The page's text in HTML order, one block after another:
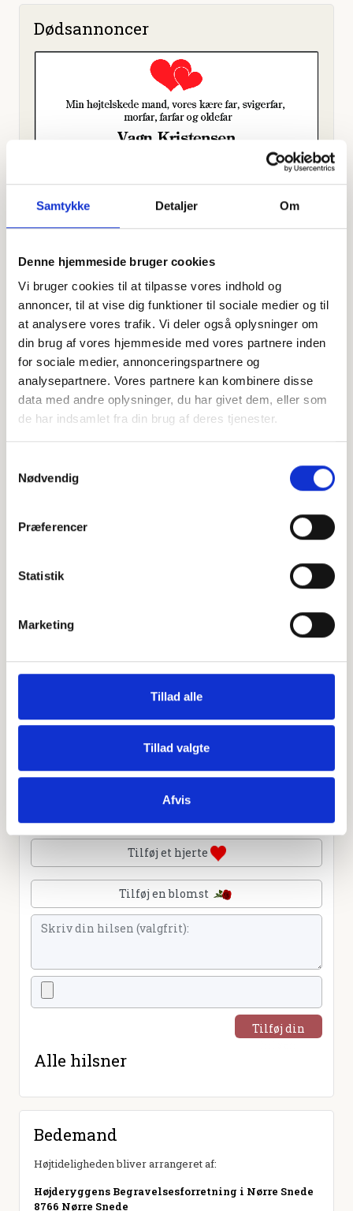
Samtykke Detaljer Om
Denne hjemmeside bruger cookies
Vi bruger cookies til at tilpasse vores indhold og
annoncer, til at vise dig funktioner til sociale medier og til
at analysere vores trafik. Vi deler også oplysninger om
din brug af vores hjemmeside med vores partnere inden
for sociale medier, annonceringspartnere og
analysepartnere. Vores partnere kan kombinere disse
data med andre oplysninger, du har givet dem, eller som
de har indsamlet fra din brug af deres tjenester.
Nødvendig
Præferencer
Statistik
Marketing
Tillad alle
Tillad valgte
Afvis
Dødsannoncer
Offentligtgjort i Brædstrup Avis d. 18. september 2024
Højtideligheden
Tirsdagd. 24. september 2024 kl. 12.30
+
−
contributors
Sammen kan vi mindes Vagn Erling Kristensen. Du kan
tænde et lys, skrive et mindeord,
dele billeder og video eller blot sende et hjerte eller en
rose
Tænd et lys
Tilføj et hjerte
Tilføj en blomst
Tilføj din
Alle hilsner
Bedemand
Højtideligheden bliver arrangeret af:
Højderyggens Begravelsesforretning i Nørre Snede
8766 Nørre Snede